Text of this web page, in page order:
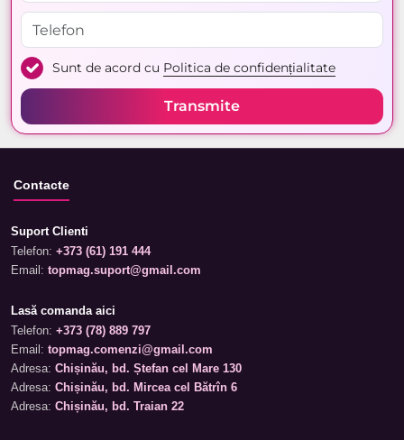
Sunt de acord cu Politica de confidențialitate
Transmite
Contacte
Suport Clienti
Telefon: +373 (61) 191 444
Email: topmag.suport@gmail.com
Lasă comanda aici
Telefon: +373 (78) 889 797
Email: topmag.comenzi@gmail.com
Adresa: Chișinău, bd. Ștefan cel Mare 130
Adresa: Chișinău, bd. Mircea cel Bătrîn 6
Adresa: Chișinău, bd. Traian 22